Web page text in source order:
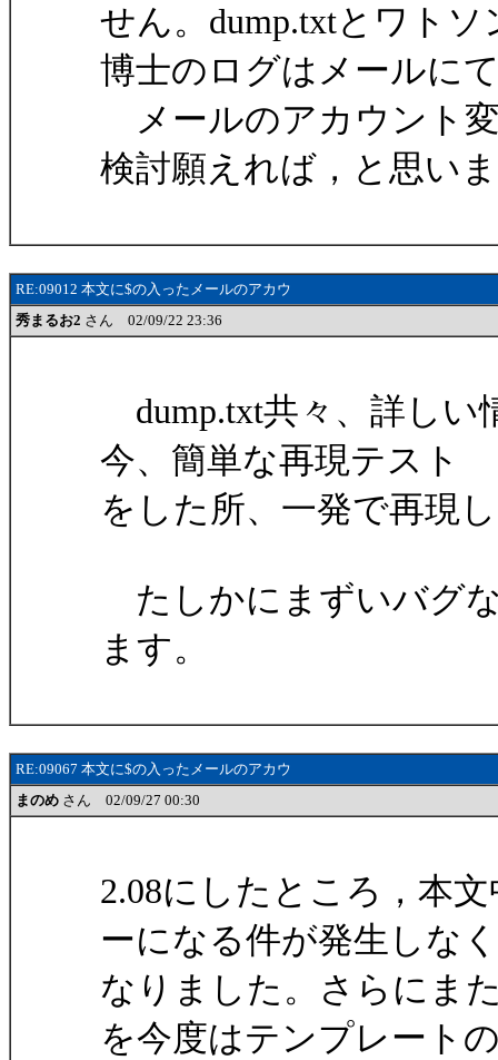
せん。dump.txtとワトソ
博士のログはメールに
メールのアカウント
検討願えれば，と思い
RE:09012 本文に$の入ったメールのアカウ
秀まるお2 さん 02/09/22 23:36
dump.txt共々、詳しい
今、簡単な再現テスト
をした所、一発で再現
たしかにまずいバグ
ます。
RE:09067 本文に$の入ったメールのアカウ
まのめ さん 02/09/27 00:30
2.08にしたところ，本
ーになる件が発生しなく
なりました。さらにま
を今度はテンプレート